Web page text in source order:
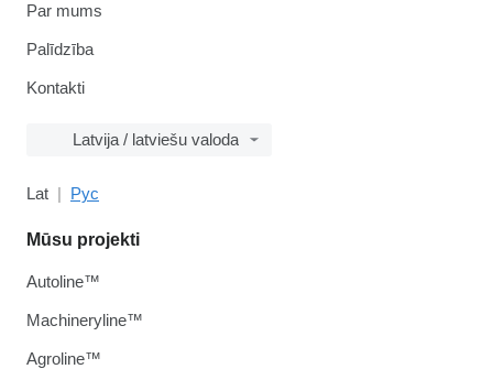
Par mums
Palīdzība
Kontakti
Latvija / latviešu valoda
Lat Рус
Mūsu projekti
Autoline™
Machineryline™
Agroline™